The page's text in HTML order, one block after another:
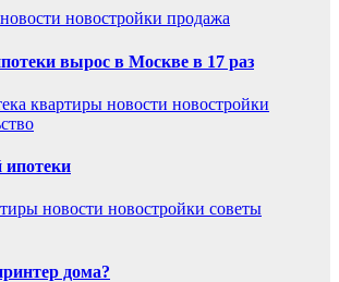
новости новостройки продажа
вырос в Москве в 17 раз
квартиры новости новостройки
ипотеки
новости новостройки советы
дома?